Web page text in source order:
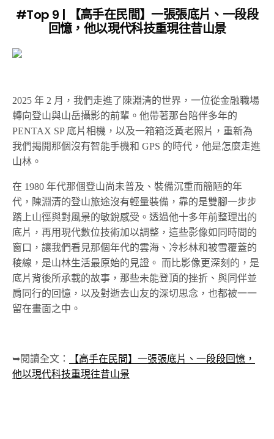
#Top 9 | 【高手在民間】一張張底片、一段段
回憶，他以現代科技重現往昔山景
2025 年 2 月，我們走進了陳淵清的世界，一位從金融職場
轉向登山與山岳攝影的前輩。他帶著那台陪伴多年的
PENTAX SP 底片相機，以及一箱箱泛黃老照片，重新為
我們揭開那個沒有智能手機和 GPS 的時代，他是怎麼走進
山林。
在 1980 年代那個登山尚未普及、裝備沉重而簡陋的年
代，陳淵清的登山旅途沒有輕量裝備，靠的是雙腳一步步
踏上山徑與對風景的敏銳感受。透過他十多年前整理出的
底片，再用現代數位技術加以調整，這些影像如同時間的
窗口，讓我們看見那個年代的雲海、冷杉林和被雪覆蓋的
稜線，是山林生活最原始的見證。 而比影像更深刻的，是
底片背後所承載的故事，那些未能登頂的挫折、與同伴並
肩同行的回憶，以及對逝去山友的深切思念，也都被一一
留在畫面之中。
➥閱讀全文：
【高手在民間】一張張底片、一段段回憶，
他以現代科技重現往昔山景